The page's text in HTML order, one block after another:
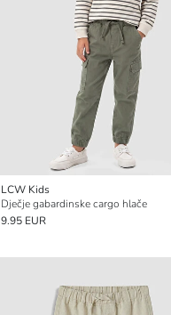
LCW Kids
Dječje gabardinske cargo hlače
9.95 EUR